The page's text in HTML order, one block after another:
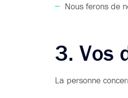
Nous ferons de
3. Vos
La personne